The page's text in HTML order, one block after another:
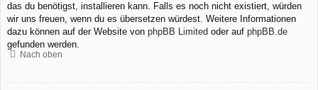
das du benötigst, installieren kann. Falls es noch nicht existiert, würden
wir uns freuen, wenn du es übersetzen würdest. Weitere Informationen
dazu können auf der Website von phpBB Limited oder auf phpBB.de
gefunden werden.
Nach oben